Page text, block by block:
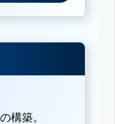
構築。